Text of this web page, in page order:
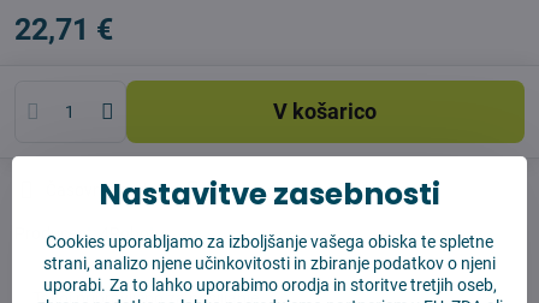
22,71 €
V košarico
Časovnik nadzora Shippings
Producent: 4Robot
✅ Takoj pripravljeno za pošiljanje
Nastavitve zasebnosti
Cookies uporabljamo za izboljšanje vašega obiska te spletne
strani, analizo njene učinkovitosti in zbiranje podatkov o njeni
uporabi. Za to lahko uporabimo orodja in storitve tretjih oseb,